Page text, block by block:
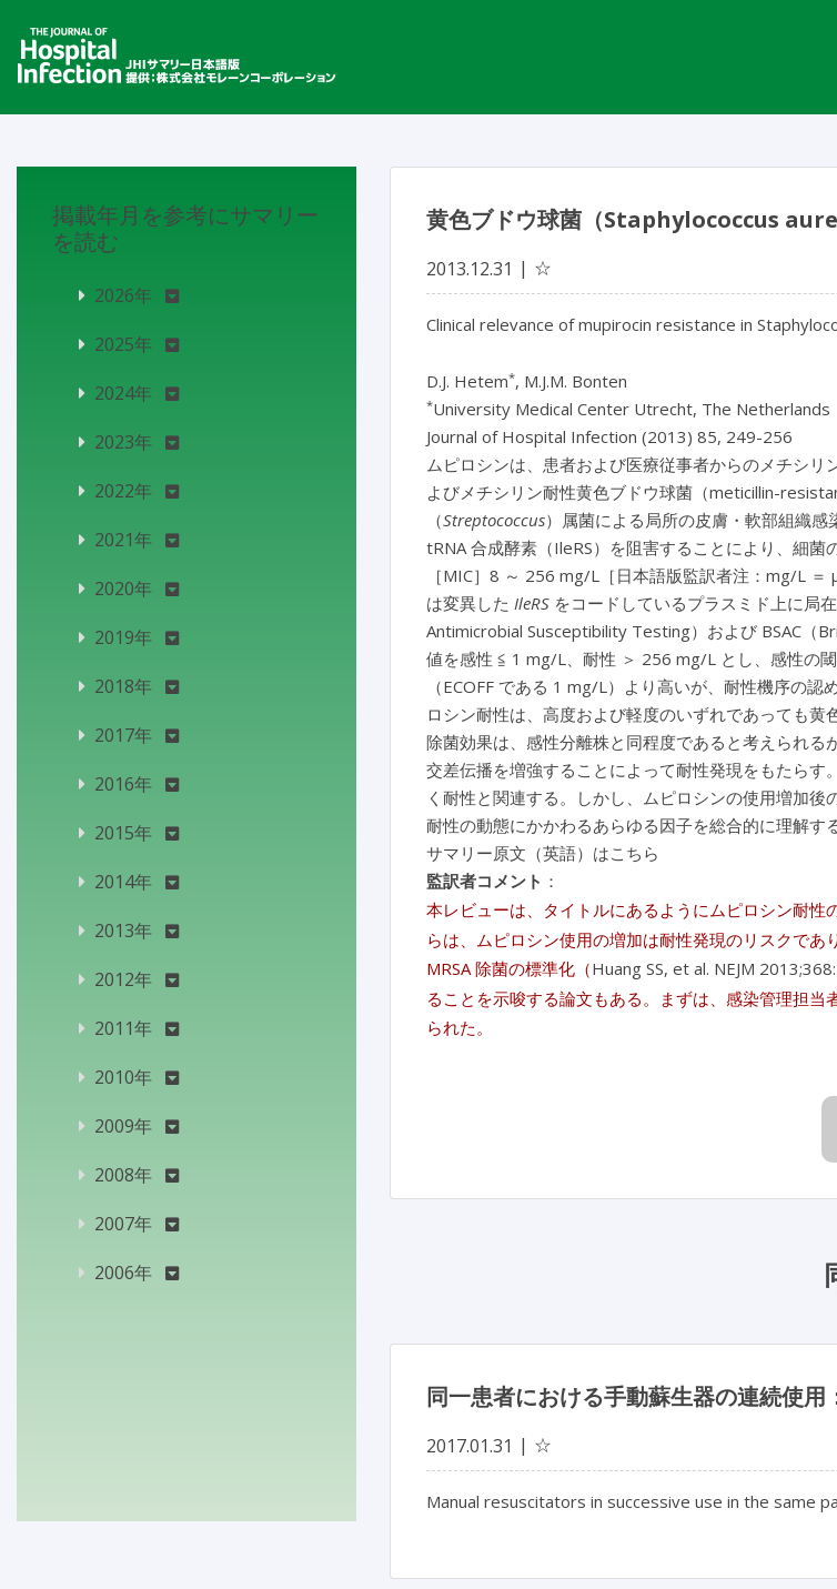
黄色ブドウ球菌（Staphylococcus
2013.12.31 ☆
Clinical relevance of mupirocin resistance in
D.J. Hetem*, M.J.M. Bonten
*University Medical Center Utrecht, The Netherlands
Journal of Hospital Infection (2013) 85, 249-256
ムピロシンは、患者および医療従事者からのメチシ
よびメチシリン耐性黄色ブドウ球菌（meticillin-
（Streptococcus）属菌による局所の皮膚・軟部組織
tRNA 合成酵素（IleRS）を阻害することにより、細
［MIC］8 ～ 256 mg/L［日本語版監訳者注：mg/L ＝
は変異した IleRS をコードしているプラスミド上に局
Antimicrobial Susceptibility Testing）および BSAC（
値を感性 ≦ 1 mg/L、耐性 ＞ 256 mg/L とし、感性の
（ECOFF である 1 mg/L）より高いが、耐性機序の
ロシン耐性は、高度および軽度のいずれであっても
除菌効果は、感性分離株と同程度であると考えられ
交差伝播を増強することによって耐性発現をもたら
く耐性と関連する。しかし、ムピロシンの使用増加
耐性の動態にかかわるあらゆる因子を総合的に理解す
サマリー原文（英語）はこちら
監訳者コメント ：
本レビューは、タイトルにあるようにムピロシン耐
らは、ムピロシン使用の増加は耐性発現のリスクで
MRSA 除菌の標準化（Huang SS, et al. NEJM
ることを示唆する論文もある。まずは、感染管理担
られた。
同一患者における手動蘇生器の連続使
2017.01.31 ☆
Manual resuscitators in successive use in the same
掲載年月を参考にサマリー
を読む
2026年
2025年
2024年
2023年
2022年
2021年
2020年
2019年
2018年
2017年
2016年
2015年
2014年
2013年
2012年
2011年
2010年
2009年
2008年
2007年
2006年